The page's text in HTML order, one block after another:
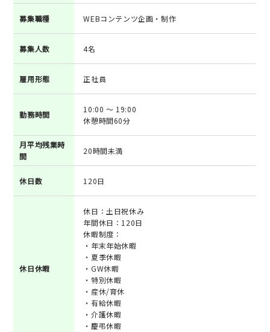
募集職種 WEBコンテンツ企画・制作
募集人数 4名
雇用形態 正社員
勤務時間
10:00 ～ 19:00
休憩時間60分
月平均残業時
間
20時間未満
休日数 120日
休日休暇
休日：土日祝休み
年間休日：120日
休暇制度：
・年末年始休暇
・夏季休暇
・GW休暇
・特別休暇
・産休/育休
・有給休暇
・介護休暇
・慶弔休暇